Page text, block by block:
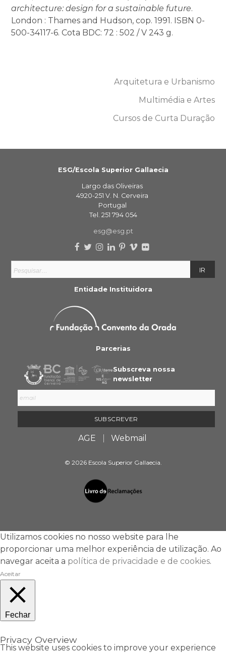
architecture: design for a sustainable future.
London : Thames and Hudson, cop. 1991. ISBN 0-
500-34117-6. Cota BDC: 72 : 502 / V 243 g.
Arquitetura e Urbanismo
Multimédia e Artes
Cursos de Curta Duração
ESG/Escola Superior Gallaecia
Largo das Oliveiras
4920-251 V. N. Cerveira
Portugal
Tel. 251 794 054
esg@esg.pt
Entidade Instituidora
Parcerias
Subscreva nossa
newsletter
AGE Webmail
© 2026 Escola Superior Gallaecia.
Utilizamos cookies no nosso website para lhe
proporcionar uma melhor experiência de utilização. Ao
navegar aceita a política de privacidade e de cookies.
Aceitar
Fechar
Privacy Overview
This website uses cookies to improve your experience